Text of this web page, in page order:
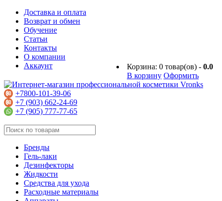
Доставка и оплата
Возврат и обмен
Обучение
Статьи
Контакты
О компании
Корзина: 0 товар(ов) - 0.0
В корзину Оформить
Аккаунт
+7800-101-39-06
+7 (903) 662-24-69
+7 (905) 777-77-65
Бренды
Гель-лаки
Дезинфекторы
Жидкости
Средства для ухода
Расходные материалы